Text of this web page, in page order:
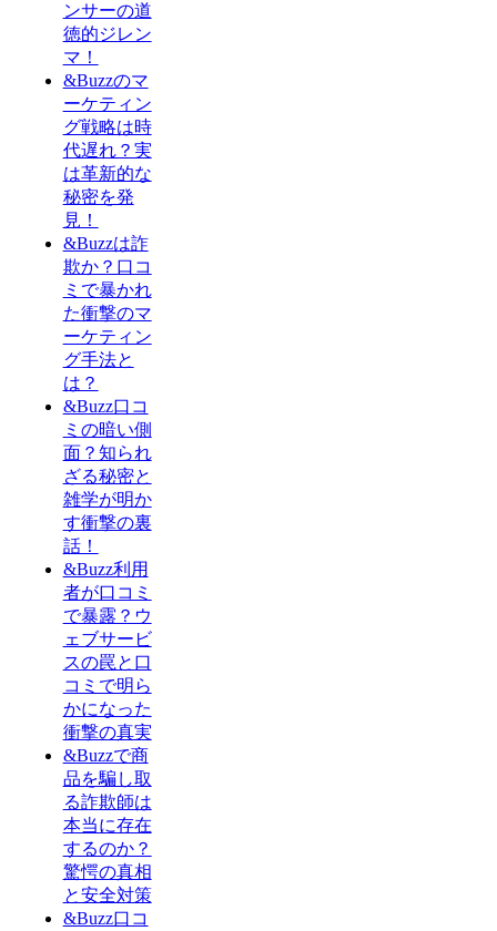
ンサーの道
徳的ジレン
マ！
&Buzzのマ
ーケティン
グ戦略は時
代遅れ？実
は革新的な
秘密を発
見！
&Buzzは詐
欺か？口コ
ミで暴かれ
た衝撃のマ
ーケティン
グ手法と
は？
&Buzz口コ
ミの暗い側
面？知られ
ざる秘密と
雑学が明か
す衝撃の裏
話！
&Buzz利用
者が口コミ
で暴露？ウ
ェブサービ
スの罠と口
コミで明ら
かになった
衝撃の真実
&Buzzで商
品を騙し取
る詐欺師は
本当に存在
するのか？
驚愕の真相
と安全対策
&Buzz口コ